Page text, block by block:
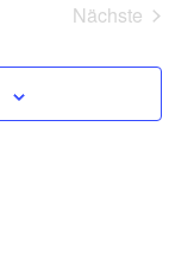
Nächste